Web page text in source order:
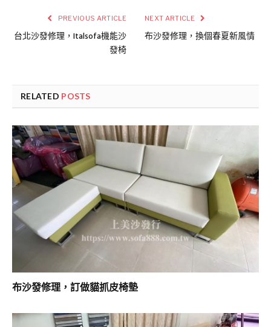
PREVIOUS ARTICLE
台北沙發修理，Italsofa機能沙
發椅
NEXT ARTICLE
布沙發修理，換個春夏新風情
RELATED POSTS
布沙發修理，訂做貓抓皮椅墊